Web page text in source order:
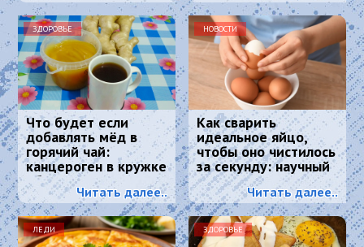
ЗДОРОВЬЕ
Что будет если
добавлять мёд в
горячий чай:
канцероген в кружке
обеспечен?
Читать далее..
НОВОСТИ
Как сварить
идеальное яйцо,
чтобы оно чистилось
за секунду: научный
метод, основанный
на физикеЧитать далее..
ЛЕДИ ЗДОРОВЬЕ